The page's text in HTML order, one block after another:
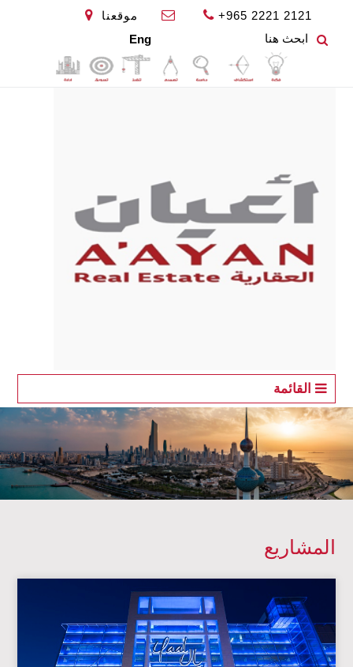
+965 2221 2121
موقعنا
Eng
القائمة
المشاريع